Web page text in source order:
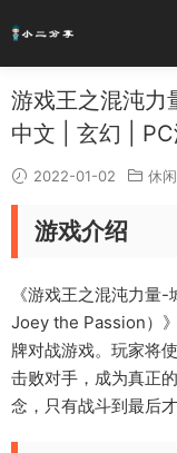
游戏王之混沌力
中文 | 玄幻 |
2022-01-02 休
游戏介绍
《游戏王之混沌力
Joey the Passion）
牌对战游戏。玩家将
击败对手，成为真正
念，只有战斗到最后